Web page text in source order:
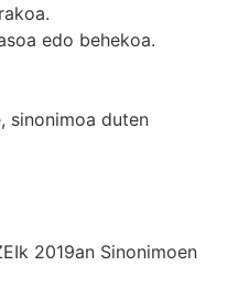
edo behekoa.
sinonimoa duten
2019an Sinonimoen